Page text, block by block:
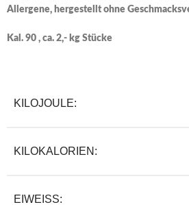
Allergene, hergestellt ohne
Kal. 90 , ca. 2,- kg Stücke
KILOJOULE:
KILOKALORIEN:
EIWEISS: